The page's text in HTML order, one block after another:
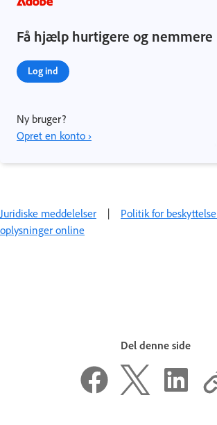
Få hjælp hurtigere og nemmere
Log ind
Ny bruger?
Opret en konto ›
Juridiske meddelelser | Politik for
oplysninger online
Del denne side